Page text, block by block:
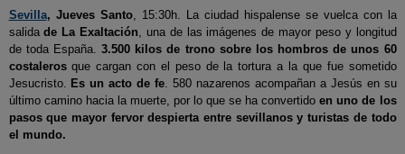
Sevilla, Jueves Santo, 15:30h. La ciudad hispalense se vuelca con la
salidade La Exaltación, una de las imágenes de mayor peso y longitud
de toda España. 3.500 kilos de trono sobre los hombros de unos 60
costalerosque cargan con el peso de la tortura a la que fue sometido
Jesucristo. Es un acto de fe. 580 nazarenos acompañan a Jesús en su
último camino hacia la muerte, por lo que se ha convertidoen uno de los
pasos que mayor fervor despierta entre sevillanos y turistas de todo
el mundo.